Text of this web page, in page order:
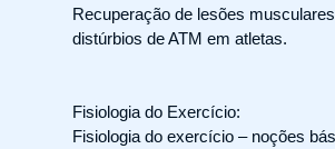
Recuperação de lesões
distúrbios de ATM em atletas.
Fisiologia do Exercício:
Fisiologia do exercício – noções